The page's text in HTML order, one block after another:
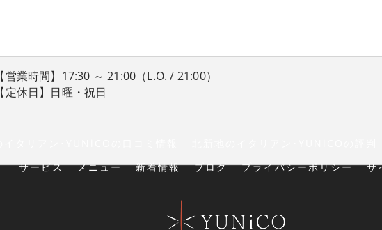
【営業時間】17:30 ～ 21:00（L.O. / 21:00）
【定休日】日曜・祝日
サービス
メニュー 新着情報 ブログ プライバシーポリシー サ